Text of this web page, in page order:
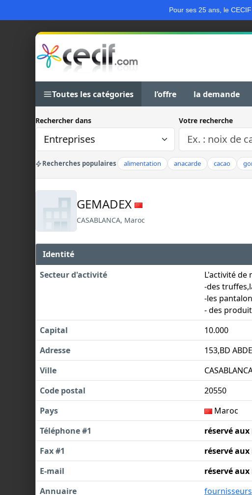
Pour ses 25 ans, le
Toutes les catégories l’offre la demande
Rechercher dans Votre recherche
Recherches populaires alimentation anacarde cacao
GEMADEX
CASABLANCA, Maroc
Identité
Secteur d'activité
L'activité de
-des
-les
- des
Capital
10.000
Adresse
153,BD
Ville
Code postal
20550
Pays
Maroc
Téléphone #1
réservé
Fax #1
réservé
E-mail
réservé
Annuaire
fournisseurs